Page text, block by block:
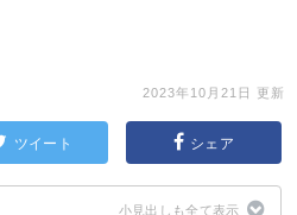
2023年10月21日 更新
ツイート シェア